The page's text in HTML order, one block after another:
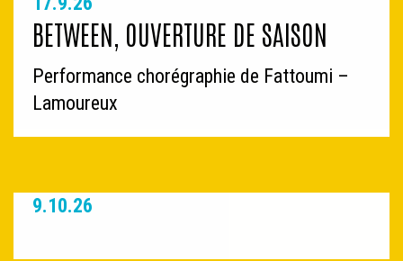
17.9.26
BETWEEN, OUVERTURE DE SAISON
Performance chorégraphie de Fattoumi –
Lamoureux
9.10.26